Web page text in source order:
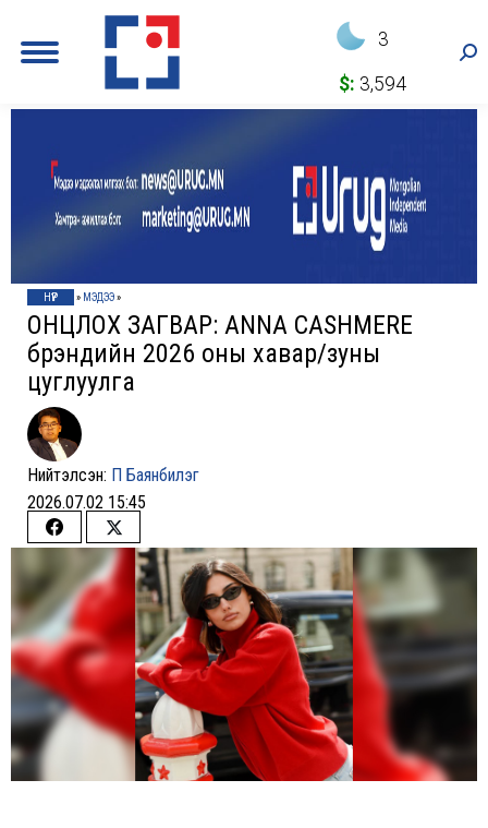
3
$: 3,594
НҮҮР » МЭДЭЭ»
ОНЦЛОХ ЗАГВАР: ANNA CASHMERE
брэндийн 2026 оны хавар/зуны
цуглуулга
Нийтэлсэн: П Баянбилэг
2026.07.02 15:45
Share
Facebook
Share
on
Twitter